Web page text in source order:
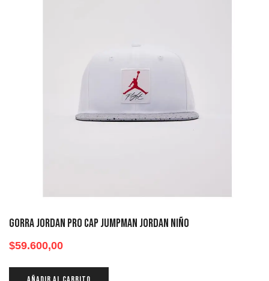
Gorra Jordan Pro Cap Jumpman Jordan Niño
$59.600,00